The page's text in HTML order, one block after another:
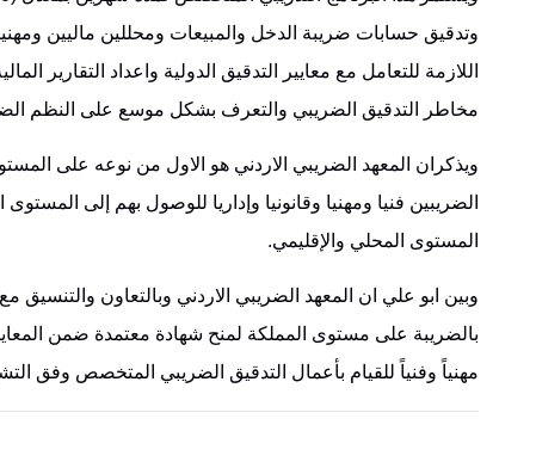
وتدقيق حسابات ضريبة ‏الدخل والمبيعات ومحللين ماليين
اللازمة للتعامل مع معايير التدقيق الدولية واعداد التقارير
مخاطر ‏التدقيق الضريبي والتعرف بشكل موسع على النظم
الضريبين فنيا ومهنيا وقانونيا وإداريا ‏للوصول بهم إلى
المستوى المحلي والإقليمي‎.‎
وبين ابو علي ان المعهد الضريبي الاردني وبالتعاون
بالضريبة على مستوى المملكة لمنح ‏شهادة معتمدة ضمن
مهنياً وفنياً للقيام بأعمال التدقيق الضريبي المتخصص وفق